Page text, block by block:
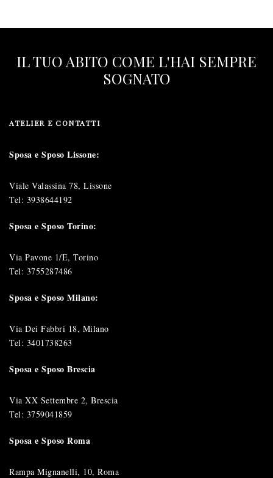
IL TUO ABITO COME L'HAI SEMPRE
SOGNATO
ATELIER E CONTATTI
Sposa e Sposo Lissone:
Viale Valassina 78, Lissone
Tel: 3938644192
Sposa e Sposo Torino:
Via Pavone 1/E, Torino
Tel: 3755287486
Sposa e Sposo Milano:
Via Dei Fabbri 18, Milano
Tel: 3401738263
Sposa e Sposo Brescia
Via XX Settembre 2, Brescia
Tel: 3759041859
Sposa e Sposo Roma
Rampa Mignanelli, 10, Roma